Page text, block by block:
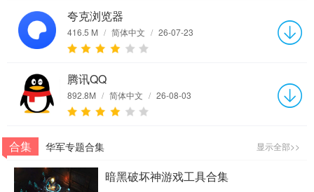
夸克浏览器
416.5 M / 简体中文 / 26-07-23
腾讯QQ
892.8M / 简体中文 / 26-08-03
显示全部>>
合集 华军专题合集
暗黑破坏神游戏工具合集